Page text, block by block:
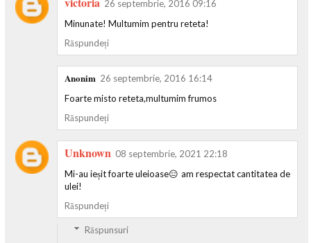
26 septembrie, 2016 09:16
Minunate! Multumim pentru reteta!
Răspundeți
Anonim 26 septembrie, 2016 16:14
Foarte misto reteta,multumim frumos
Răspundeți
Unknown 08 septembrie, 2021 22:18
Mi-au ieșit foarte uleioase😑 am respectat cantitatea de
ulei!
Răspundeți
Răspunsuri